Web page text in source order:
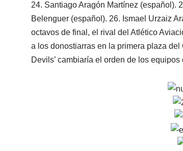
24. Santiago Aragón Martínez (español).
Belenguer (español). 26. Ismael Urzaiz
octavos de final, el rival del Atlético
a los donostiarras en la primera plaza del
Devils’ cambiaría el orden de los